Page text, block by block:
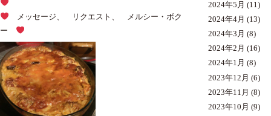
メッセージ、 リクエスト、 メルシー・ボク
ー
2024年5月 (11)
2024年4月 (13)
2024年3月 (8)
2024年2月 (16)
2024年1月 (8)
2023年12月 (6)
2023年11月 (8)
2023年10月 (9)